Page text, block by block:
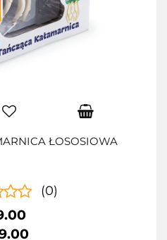
ŁOSOSIOWA
(0)